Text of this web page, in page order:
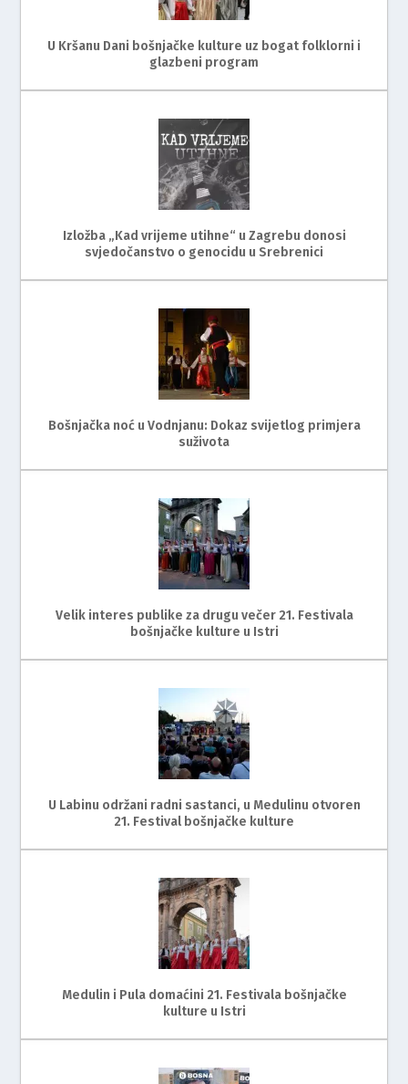
U Kršanu Dani bošnjačke kulture uz bogat folklorni i
glazbeni program
Izložba „Kad vrijeme utihne“ u Zagrebu donosi
svjedočanstvo o genocidu u Srebrenici
Bošnjačka noć u Vodnjanu: Dokaz svijetlog primjera
suživota
Velik interes publike za drugu večer 21. Festivala
bošnjačke kulture u Istri
U Labinu održani radni sastanci, u Medulinu otvoren
21. Festival bošnjačke kulture
Medulin i Pula domaćini 21. Festivala bošnjačke
kulture u Istri